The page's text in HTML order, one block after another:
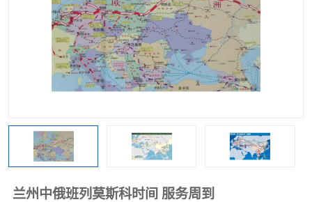
兰州中俄班列莫斯科时间 服务周到
东南亚铁路 铁路出口拼箱/整柜
中俄班列莫斯科